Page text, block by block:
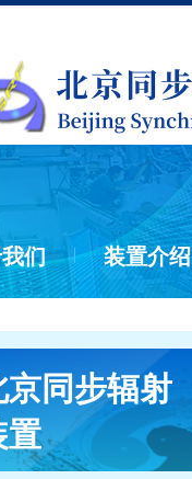
们 装置介绍
同步辐射